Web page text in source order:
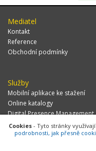
Mediatel
Kontakt
Reference
Obchodní podmínky
Služby
Mobilní aplikace ke stažení
Online katalogy
Digital Presence Management
Více zákazníků
Cookies - Tyto stránky
podrobnosti, jak přesně